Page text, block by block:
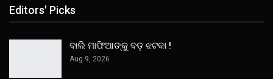
Editors' Picks
ବାଲି ମାଫିଆଙ୍କୁ ବଡ଼ ଝଟକା !
Aug 9, 2026